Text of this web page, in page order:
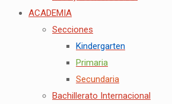
ACADEMIA
Secciones
Kindergarten
Primaria
Secundaria
Bachillerato Internacional